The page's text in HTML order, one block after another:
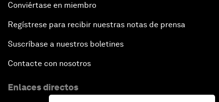
Conviértase en miembro
Regístrese para recibir nuestras notas de prensa
Suscríbase a nuestros boletines
Contacte con nosotros
Enlaces directos